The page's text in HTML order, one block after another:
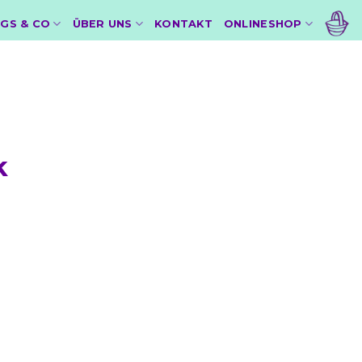
& CO ÜBER UNS KONTAKT ONLINESHOP